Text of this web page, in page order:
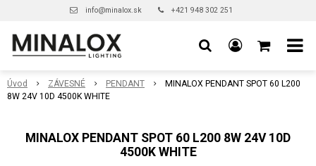
info@minalox.sk +421 948 302 251
Úvod ZÁVESNÉ PENDANT
MINALOX PENDANT SPOT 60 L200
8W 24V 10D 4500K WHITE
MINALOX PENDANT SPOT 60 L200 8W 24V 10D
4500K WHITE